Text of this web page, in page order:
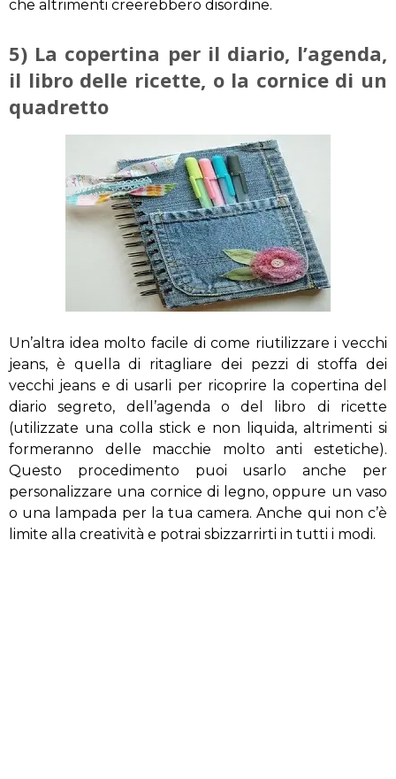
che altrimenti creerebbero disordine.
5) La copertina per il diario, l’agenda,
il libro delle ricette, o la cornice di un
quadretto
Un’altra idea molto facile di come riutilizzare i vecchi
jeans, è quella di ritagliare dei pezzi di stoffa dei
vecchi jeans e di usarli per ricoprire la copertina del
diario segreto, dell’agenda o del libro di ricette
(utilizzate una colla stick e non liquida, altrimenti si
formeranno delle macchie molto anti estetiche).
Questo procedimento puoi usarlo anche per
personalizzare una cornice di legno, oppure un vaso
o una lampada per la tua camera. Anche qui non c’è
limite alla creatività e potrai sbizzarrirti in tutti i modi.